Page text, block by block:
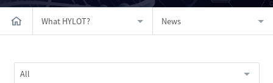
What HYLOT? News
All